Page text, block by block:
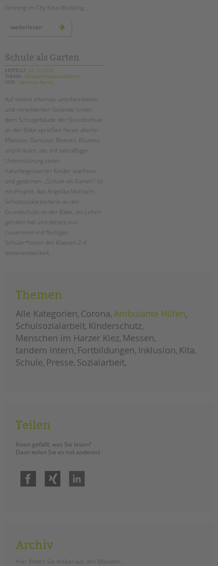
tandem international
NEWS/BLOG
unkuerzbar
Briefe an Kai
PRESSE
Magazin
KONTAKT
Impressum
Datenschutz
Hinweisgebersystem
Intranet
Gröning im City Kino Wedding.
weiterlesen präventionswochen
und
in
schulen
Schule als Garten
ERSTELLT 24.10.2022
THEMA SchuleSchulsozialarbeit
VON
Vanessa Karch
Auf einem ehemals unscheinbaren
und verwilderten Gelände hinter
dem Schulgebäude der Grundschule
an der Bäke sprießen heute allerlei
Pflanzen, Gemüse, Beeren, Blumen
und Kräuter, die mit tatkräftiger
Unterstützung vieler
naturbegeisterter Kinder wachsen
und gedeihen. „Schule als Garten“ ist
ein Projekt, das Angelika Morbach,
Schulsozialarbeiterin an der
Grundschule an der Bäke, ins Leben
gerufen hat und dieses nun
zusammen mit fleißigen
Schüler*innen der Klassen 2-4
weiterentwickelt.
Themen
Alle Kategorien Corona Ambulante Hilfen
Schulsozialarbeit Kinderschutz
Menschen im Harzer Kiez Messen
tandem intern Fortbildungen Inklusion Kita
Schule Presse Sozialarbeit
Teilen
Ihnen gefällt, was Sie lesen?
Dann teilen Sie es mit anderen!
Facebook
Archiv
Hier finden Sie Artikel aus den Monaten